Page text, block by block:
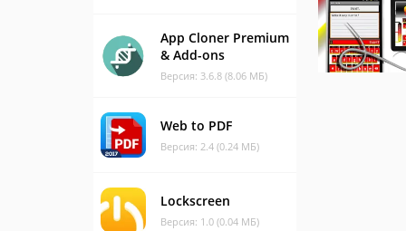
App Cloner Premium
& Add-ons
Версия: 3.6.8 (8.06 МБ)
Web to PDF
Версия: 2.4 (0.24 МБ)
Lockscreen
Версия: 1.0 (0.04 МБ)